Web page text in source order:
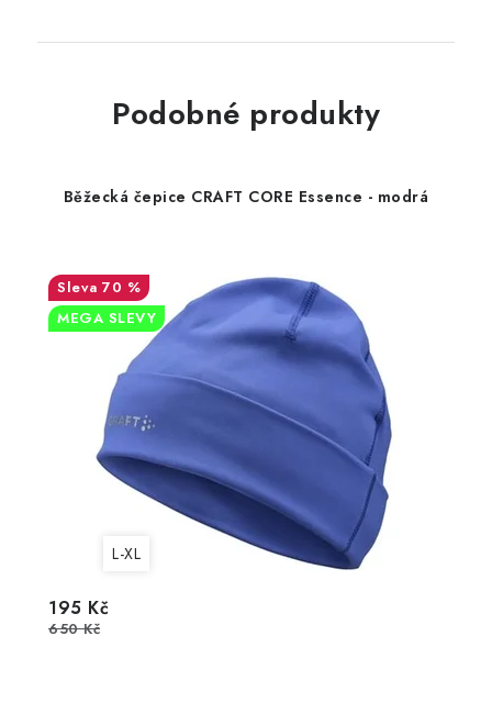
Podobné produkty
Běžecká čepice CRAFT CORE Essence - modrá
70 %
MEGA SLEVY
L-XL
195 Kč
650 Kč